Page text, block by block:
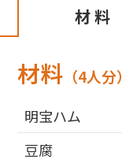
材 料
材料 （4人分）
明宝ハム
豆腐